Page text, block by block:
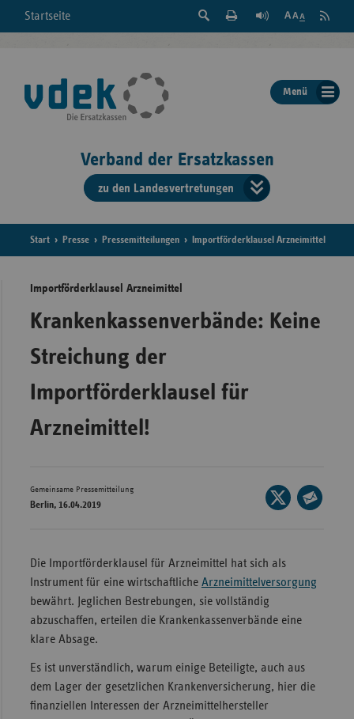
Startseite
Suche
der
Seite
Feed
Menü
Verband der Ersatzkassen
zu den Landesvertretungen
der
Hessen
Start Presse Pressemitteilungen Importförderklausel Arzneimittel
Importförderklausel Arzneimittel
Krankenkassenverbände: Keine
Streichung der
Importförderklausel für
Arzneimittel!
Gemeinsame Pressemitteilung
Berlin, 16.04.2019
Seite
auf
Die Importförderklausel für Arzneimittel hat sich als
Instrument für eine wirtschaftliche Arzneimittelversorgung
bewährt. Jeglichen Bestrebungen, sie vollständig
abzuschaffen, erteilen die Krankenkassenverbände eine
klare Absage.
Es ist unverständlich, warum einige Beteiligte, auch aus
dem Lager der gesetzlichen Krankenversicherung, hier die
finanziellen Interessen der Arzneimittelhersteller